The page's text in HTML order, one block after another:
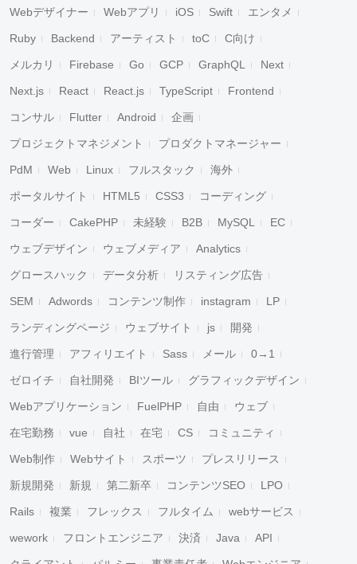
Webデザイナー Webアプリ iOS Swift エンタメ
Ruby Backend アーティスト toC C向け
メルカリ Firebase Go GCP GraphQL Next
Next.js React React.js TypeScript Frontend
コンサル Flutter Android 企画
プロジェクトマネジメント プロダクトマネージャー
PdM Web Linux フルスタック 海外
ポータルサイト HTML5 CSS3 コーディング
コーダー CakePHP 未経験 B2B MySQL EC
ウェブデザイン ウェブメディア Analytics
グロースハック データ分析 リスティング広告
SEM Adwords コンテンツ制作 instagram LP
ランディングページ ウェブサイト js 開発
進行管理 アフィリエイト Sass メール 0→1
ゼロイチ 自社開発 BIツール グラフィックデザイン
Webアプリケーション FuelPHP 自由 ウェブ
在宅勤務 vue 自社 在宅 CS コミュニティ
Web制作 Webサイト スポーツ プレスリリース
新規開発 新規 第二新卒 コンテンツSEO LPO
Rails 複業 フレックス フルタイム webサービス
wework フロントエンジニア 決済 Java API